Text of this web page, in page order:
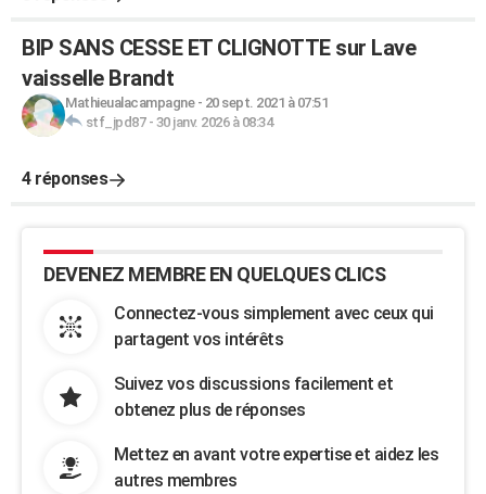
BIP SANS CESSE ET CLIGNOTTE sur Lave
vaisselle Brandt
Mathieualacampagne- 20 sept. 2021 à 07:51
stf_jpd87- 30 janv. 2026 à 08:34
4 réponses
DEVENEZ MEMBRE EN QUELQUES CLICS
Connectez-vous simplement avec ceux qui
partagent vos intérêts
Suivez vos discussions facilement et
obtenez plus de réponses
Mettez en avant votre expertise et aidez les
autres membres